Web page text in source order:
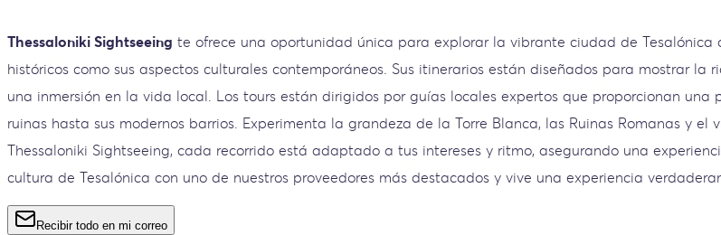
Thessaloniki Sightseeing te ofrece una oportunidad única para explorar la vibrante ciudad de
históricos como sus aspectos culturales contemporáneos. Sus itinerarios están diseñados para mostrar
una inmersión en la vida local. Los tours están dirigidos por guías locales expertos que proporcionan
ruinas hasta sus modernos barrios. Experimenta la grandeza de la Torre Blanca, las Ruinas Romanas y
Thessaloniki Sightseeing, cada recorrido está adaptado a tus intereses y ritmo, asegurando una
cultura de Tesalónica con uno de nuestros proveedores más destacados y vive una experiencia
Recibir todo en mi correo